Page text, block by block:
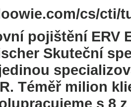
cs/cti/
pojištění ERV
Skuteční
Téměř milion
s 8